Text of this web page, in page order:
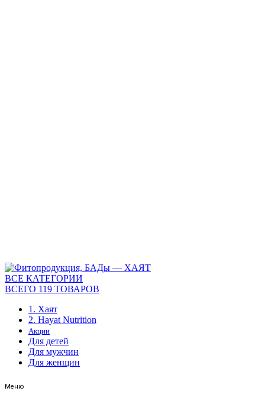
ВСЕ КАТЕГОРИИ
ВСЕГО 119 ТОВАРОВ
1. Хаят
2. Hayat Nutrition
Акции
Для детей
Для мужчин
Для женщин
Меню